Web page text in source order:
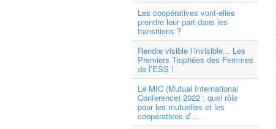
Les coopératives vont-elles
prendre leur part dans les
transitions ?
Rendre visible l’invisible... Les
Premiers Trophées des Femmes
de l’ESS !
Le MIC (Mutual International
Conference) 2022 : quel rôle
pour les mutuelles et les
coopératives d’...